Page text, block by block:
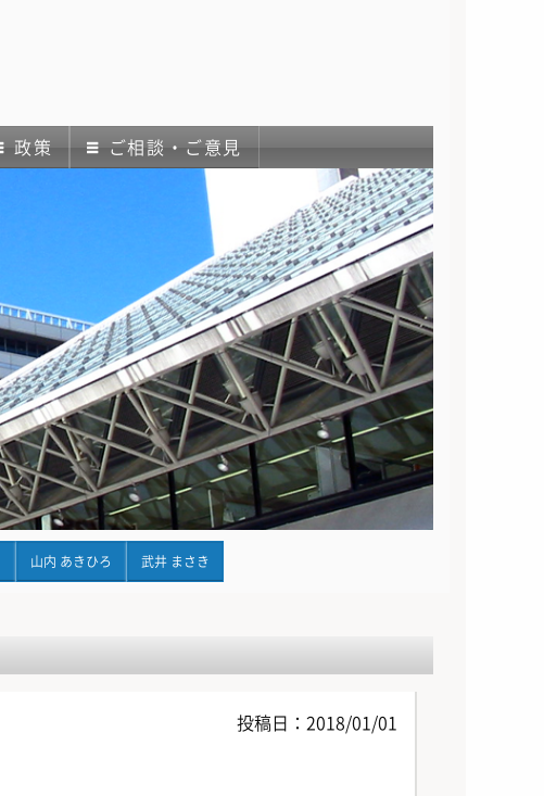
政策 ご相談・ご意見
山内 あきひろ 武井 まさき
投稿日：2018/01/01